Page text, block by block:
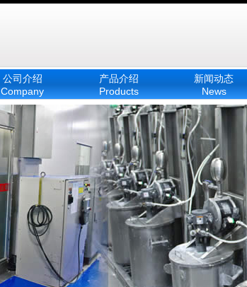
新闻动态
News
产品介绍
Products
公司介绍
Company